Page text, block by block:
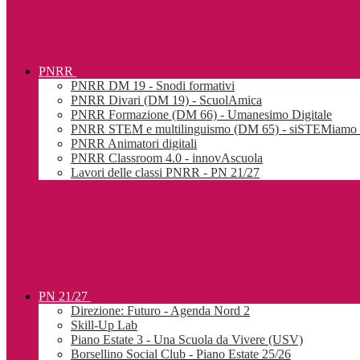
PNRR
PNRR DM 19 - Snodi formativi
PNRR Divari (DM 19) - ScuolAmica
PNRR Formazione (DM 66) - Umanesimo Digitale
PNRR STEM e multilinguismo (DM 65) - siSTEMiamo
PNRR Animatori digitali
PNRR Classroom 4.0 - innovAscuola
Lavori delle classi PNRR - PN 21/27
PN 21/27
Direzione: Futuro - Agenda Nord 2
Skill-Up Lab
Piano Estate 3 - Una Scuola da Vivere (USV)
Borsellino Social Club - Piano Estate 25/26